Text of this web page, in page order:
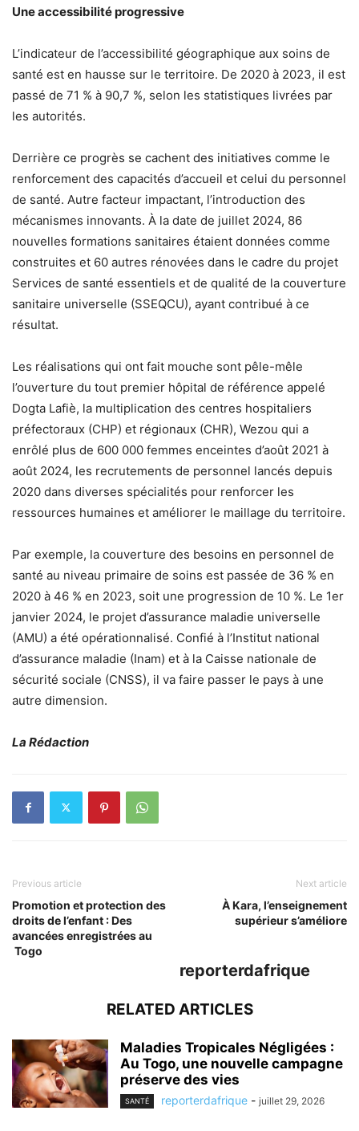
Une accessibilité progressive
L’indicateur de l’accessibilité géographique aux soins de
santé est en hausse sur le territoire. De 2020 à 2023, il est
passé de 71 % à 90,7 %, selon les statistiques livrées par
les autorités.
Derrière ce progrès se cachent des initiatives comme le
renforcement des capacités d’accueil et celui du personnel
de santé. Autre facteur impactant, l’introduction des
mécanismes innovants. À la date de juillet 2024, 86
nouvelles formations sanitaires étaient données comme
construites et 60 autres rénovées dans le cadre du projet
Services de santé essentiels et de qualité de la couverture
sanitaire universelle (SSEQCU), ayant contribué à ce
résultat.
Les réalisations qui ont fait mouche sont pêle-mêle
l’ouverture du tout premier hôpital de référence appelé
Dogta Lafiè, la multiplication des centres hospitaliers
préfectoraux (CHP) et régionaux (CHR), Wezou qui a
enrôlé plus de 600 000 femmes enceintes d’août 2021 à
août 2024, les recrutements de personnel lancés depuis
2020 dans diverses spécialités pour renforcer les
ressources humaines et améliorer le maillage du territoire.
Par exemple, la couverture des besoins en personnel de
santé au niveau primaire de soins est passée de 36 % en
2020 à 46 % en 2023, soit une progression de 10 %. Le 1er
janvier 2024, le projet d’assurance maladie universelle
(AMU) a été opérationnalisé. Confié à l’Institut national
d’assurance maladie (Inam) et à la Caisse nationale de
sécurité sociale (CNSS), il va faire passer le pays à une
autre dimension.
La Rédaction
Previous article
Promotion et protection des
droits de l’enfant : Des
avancées enregistrées au
Togo
Next article
À Kara, l’enseignement
supérieur s’améliore
reporterdafrique
RELATED ARTICLES
Maladies Tropicales Négligées :
Au Togo, une nouvelle campagne
préserve des vies
SANTÉ reporterdafrique - juillet 29, 2026